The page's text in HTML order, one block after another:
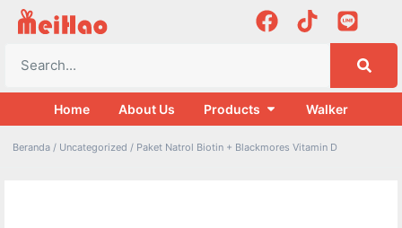
Home About Us Products Walker
Beranda / Uncategorized / Paket Natrol Biotin + Blackmores Vitamin D